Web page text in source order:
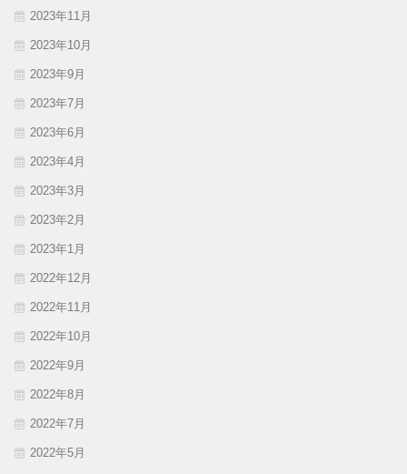
2023年11月
2023年10月
2023年9月
2023年7月
2023年6月
2023年4月
2023年3月
2023年2月
2023年1月
2022年12月
2022年11月
2022年10月
2022年9月
2022年8月
2022年7月
2022年5月